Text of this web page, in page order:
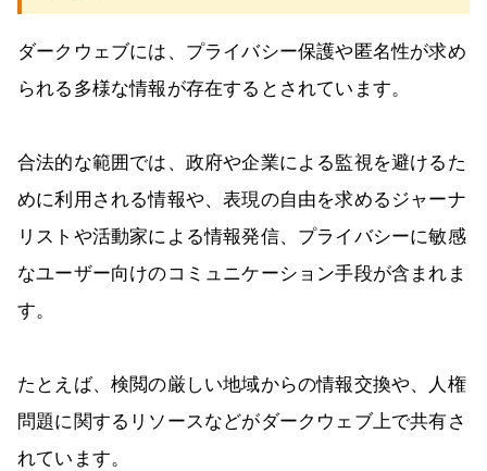
ダークウェブには、プライバシー保護や匿名性が求め
られる多様な情報が存在するとされています。
合法的な範囲では、政府や企業による監視を避けるた
めに利用される情報や、表現の自由を求めるジャーナ
リストや活動家による情報発信、プライバシーに敏感
なユーザー向けのコミュニケーション手段が含まれま
す。
たとえば、検閲の厳しい地域からの情報交換や、人権
問題に関するリソースなどがダークウェブ上で共有さ
れています。